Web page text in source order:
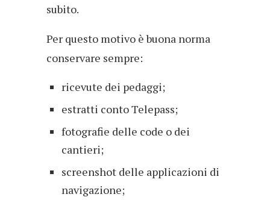
subito.
Per questo motivo è buona norma
conservare sempre:
ricevute dei pedaggi;
estratti conto Telepass;
fotografie delle code o dei
cantieri;
screenshot delle applicazioni di
navigazione;